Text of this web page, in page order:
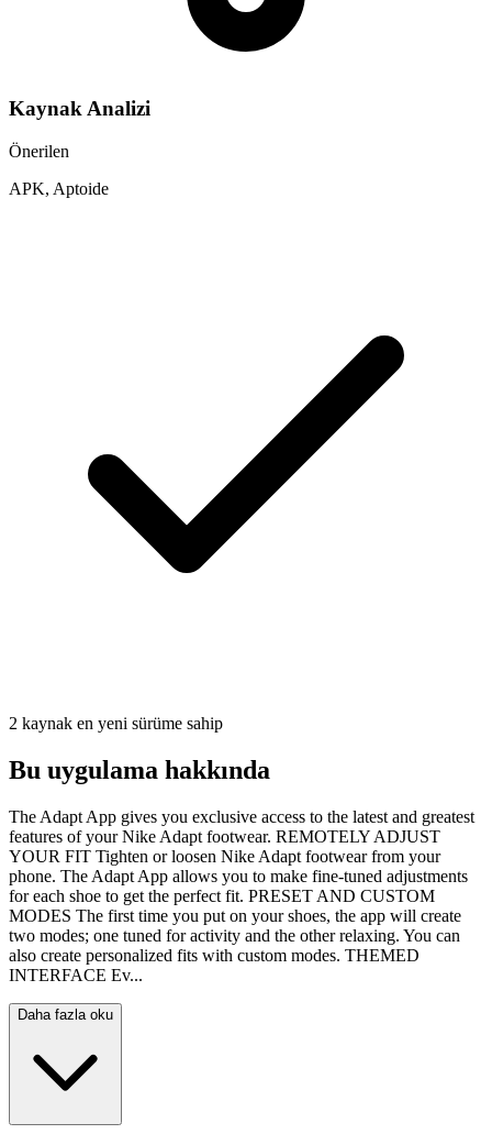
Kaynak Analizi
Önerilen
APK, Aptoide
2 kaynak en yeni sürüme sahip
Bu uygulama hakkında
The Adapt App gives you exclusive access to the latest and greatest
features of your Nike Adapt footwear. REMOTELY ADJUST
YOUR FIT Tighten or loosen Nike Adapt footwear from your
phone. The Adapt App allows you to make fine-tuned adjustments
for each shoe to get the perfect fit. PRESET AND CUSTOM
MODES The first time you put on your shoes, the app will create
two modes; one tuned for activity and the other relaxing. You can
also create personalized fits with custom modes. THEMED
INTERFACE Ev...
Daha fazla oku